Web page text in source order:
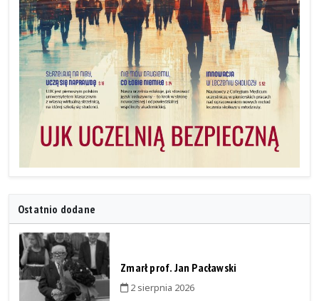
Ostatnio dodane
Zmarł prof. Jan Pacławski
2 sierpnia 2026